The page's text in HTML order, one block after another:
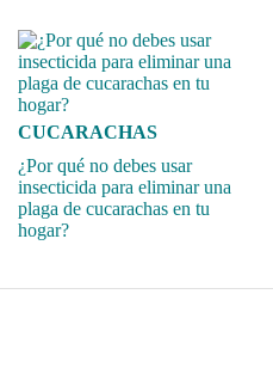
CUCARACHAS
¿Por qué no debes usar
insecticida para eliminar una
plaga de cucarachas en tu
hogar?